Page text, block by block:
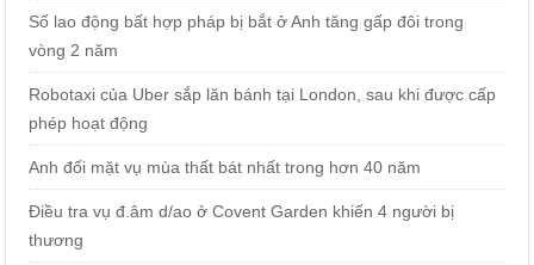
Số lao động bất hợp pháp bị bắt ở Anh tăng gấp đôi trong
vòng 2 năm
Robotaxi của Uber sắp lăn bánh tại London, sau khi được cấp
phép hoạt động
Anh đối mặt vụ mùa thất bát nhất trong hơn 40 năm
Điều tra vụ đ.âm d/ao ở Covent Garden khiến 4 người bị
thương